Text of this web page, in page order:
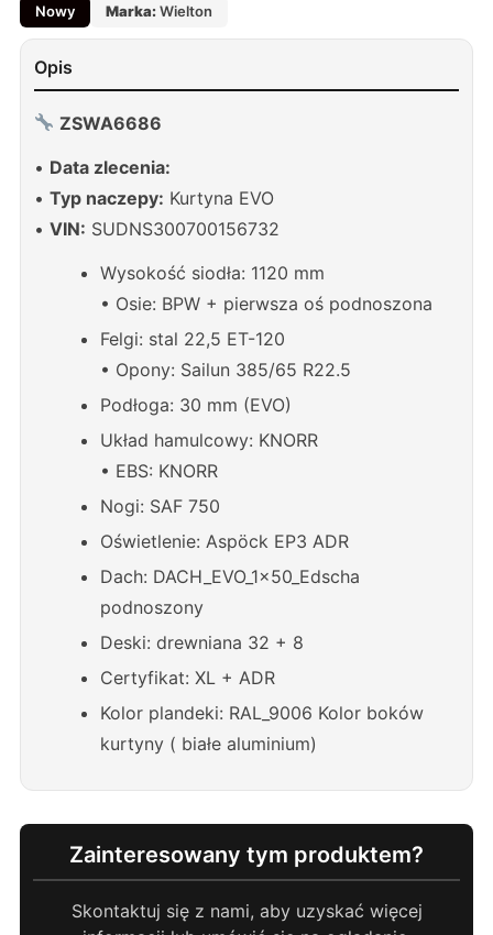
Nowy Marka:Wielton
Opis
ZSWA6686
• Data zlecenia:
• Typ naczepy: Kurtyna EVO
• VIN: SUDNS300700156732
Wysokość siodła: 1120 mm
• Osie: BPW + pierwsza oś podnoszona
Felgi: stal 22,5 ET-120
• Opony: Sailun 385/65 R22.5
Podłoga: 30 mm (EVO)
Układ hamulcowy: KNORR
• EBS: KNORR
Nogi: SAF 750
Oświetlenie: Aspöck EP3 ADR
Dach: DACH_EVO_1x50_Edscha
podnoszony
Deski: drewniana 32 + 8
Certyfikat: XL + ADR
Kolor plandeki: RAL_9006 Kolor boków
kurtyny ( białe aluminium)
Zainteresowany tym produktem?
Skontaktuj się z nami, aby uzyskać więcej